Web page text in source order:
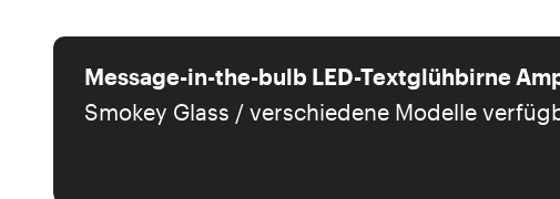
Message-in-the-bulb LED-Textglühbirne
Smokey Glass / verschiedene Modelle